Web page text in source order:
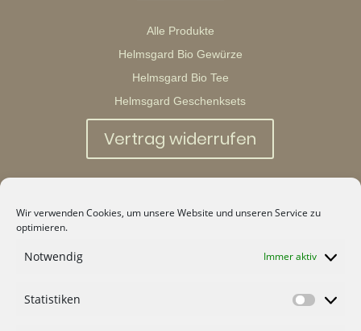
Wir verwenden Cookies, um unsere Website und unseren Service zu
optimieren.
Notwendig Immer aktiv
Statistiken
Alle Produkte
Helmsgard Bio Gewürze
Helmsgard Bio Tee
Helmsgard Geschenksets
Vertrag widerrufen